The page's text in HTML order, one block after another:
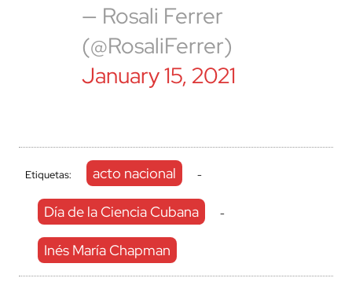
— Rosali Ferrer
(@RosaliFerrer)
January 15, 2021
Etiquetas: acto nacional -
Día de la Ciencia Cubana -
Inés María Chapman